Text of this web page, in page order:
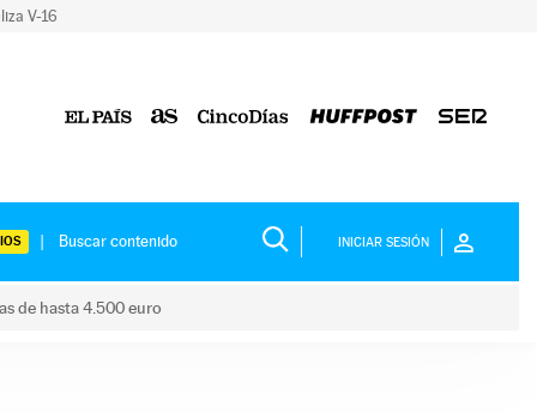
V-16
INICIAR SESIÓN
de hasta 4.500 euro